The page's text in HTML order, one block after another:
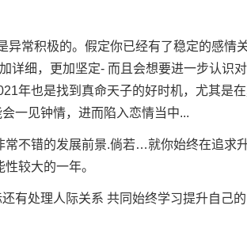
异常积极的。假定你已经有了稳定的感情
详细，更加坚定- 而且会想要进一步认识
年也是找到真命天子的好时机，尤其是
一见钟情，进而陷入恋情当中...
常不错的发展前景.倘若…就你始终在追求
较大的一年。
有处理人际关系 共同始终学习提升自己